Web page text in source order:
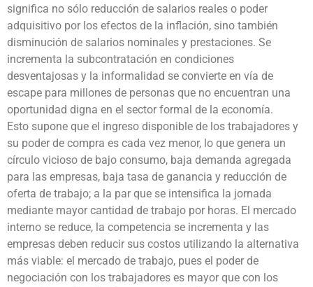
significa no sólo reducción de salarios reales o poder
adquisitivo por los efectos de la inflación, sino también
disminución de salarios nominales y prestaciones. Se
incrementa la subcontratación en condiciones
desventajosas y la informalidad se convierte en vía de
escape para millones de personas que no encuentran una
oportunidad digna en el sector formal de la economía.
Esto supone que el ingreso disponible de los trabajadores y
su poder de compra es cada vez menor, lo que genera un
círculo vicioso de bajo consumo, baja demanda agregada
para las empresas, baja tasa de ganancia y reducción de
oferta de trabajo; a la par que se intensifica la jornada
mediante mayor cantidad de trabajo por horas. El mercado
interno se reduce, la competencia se incrementa y las
empresas deben reducir sus costos utilizando la alternativa
más viable: el mercado de trabajo, pues el poder de
negociación con los trabajadores es mayor que con los